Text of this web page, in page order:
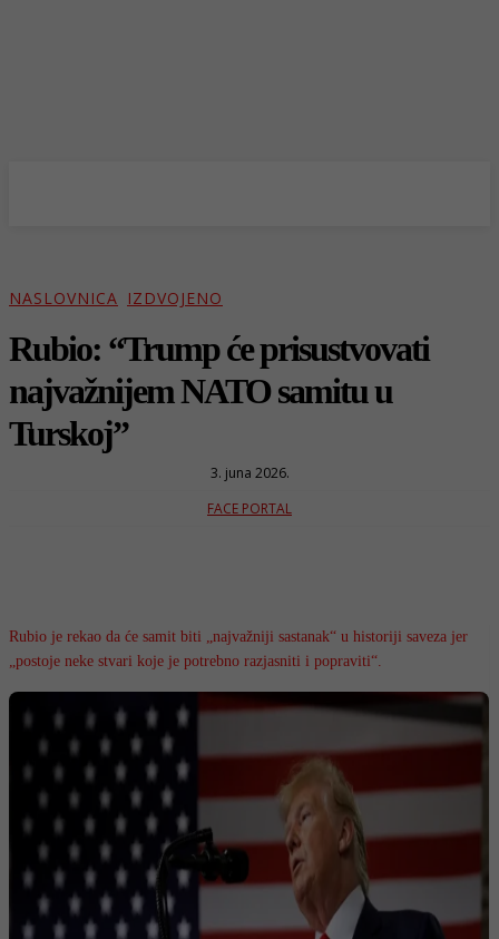
NASLOVNICA IZDVOJENO
Rubio: “Trump će prisustvovati
najvažnijem NATO samitu u
Turskoj”
3. juna 2026.
FACE PORTAL
Rubio je rekao da će samit biti „najvažniji sastanak“ u historiji saveza jer
„postoje neke stvari koje je potrebno razjasniti i popraviti“.